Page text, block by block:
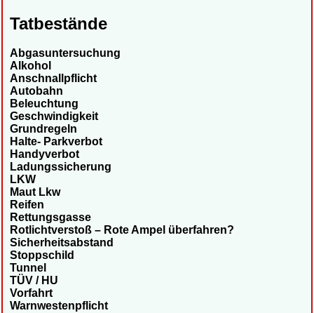
Tatbestände
Abgasuntersuchung
Alkohol
Anschnallpflicht
Autobahn
Beleuchtung
Geschwindigkeit
Grundregeln
Halte- Parkverbot
Handyverbot
Ladungssicherung
LKW
Maut Lkw
Reifen
Rettungsgasse
Rotlichtverstoß – Rote Ampel überfahren?
Sicherheitsabstand
Stoppschild
Tunnel
TÜV / HU
Vorfahrt
Warnwestenpflicht